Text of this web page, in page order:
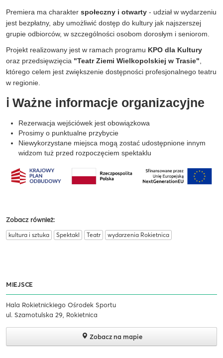
Premiera ma charakter społeczny i otwarty - udział w wydarzeniu
jest bezpłatny, aby umożliwić dostęp do kultury jak najszerszej
grupie odbiorców, w szczególności osobom dorosłym i seniorom.
Projekt realizowany jest w ramach programu KPO dla Kultury
oraz przedsięwzięcia "Teatr Ziemi Wielkopolskiej w Trasie"
którego celem jest zwiększenie dostępności profesjonalnego teatru
w regionie.
ℹ️ Ważne informacje organizacyjne
Rezerwacja wejściówek jest obowiązkowa
Prosimy o punktualne przybycie
Niewykorzystane miejsca mogą zostać udostępnione innym
widzom tuż przed rozpoczęciem spektaklu
Zobacz również:
kultura i sztuka Spektakl Teatr wydarzenia Rokietnica
MIEJSCE
Hala Rokietnickiego Ośrodek Sportu
ul. Szamotulska 29, Rokietnica
Zobacz na mapie